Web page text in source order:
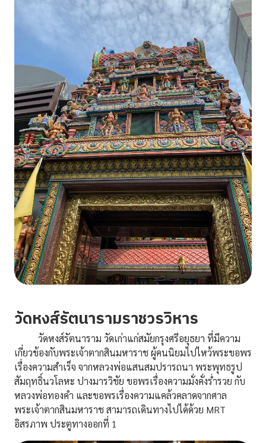
วัดหงส์รัตนารามราชวรวิหาร
วัดหงส์รัตนาราม วัดเก่าแก่สมัยกรุงศรีอยุธยา ที่มีความ
เกี่ยวข้องกับพระเจ้าตากสินมหาราช ผู้คนนิยมไปไหว้พระขอพร
เรื่องความสำเร็จ จากหลวงพ่อแสนสมปรารถนา พระพุทธรูป
สัมฤทธิ์นวโลหะ ปางมารวิชัย ขอพรเรื่องความมั่งคั่งร่ำรวย กับ
หลวงพ่อทองคำ และขอพรเรื่องความแคล้วคลาดจากศาล
พระเจ้าตากสินมหาราช สามารถเดินทางไปได้ด้วย MRT
อิสรภาพ ประตูทางออกที่ 1